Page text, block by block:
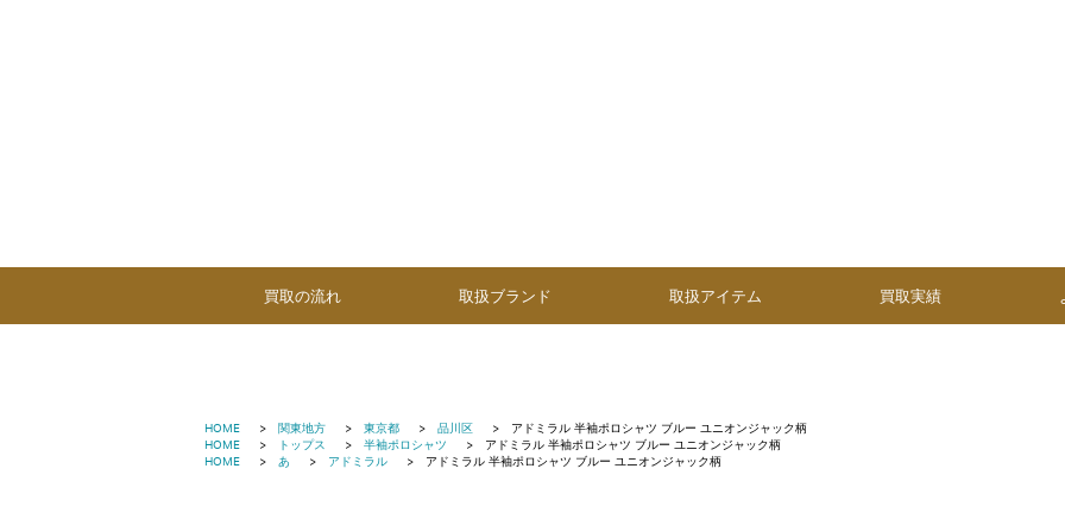
買取の流れ 取扱ブランド 取扱アイテム 買取実績
HOME 関東地方 東京都 品川区
アドミラル 半袖ポロシャツ ブルー ユニオンジャック柄
HOME
トップス 半袖ポロシャツ
アドミラル 半袖ポロシャツ ブルー ユニオンジャック柄
HOME
あ アドミラル アドミラル 半袖ポロシャツ ブルー ユニオンジャック柄